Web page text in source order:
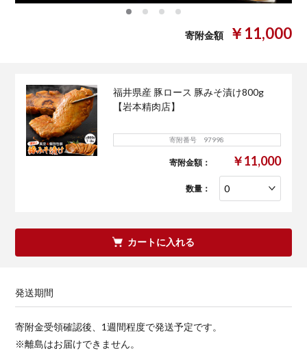
寄附金額 ￥11,000
福井県産 豚ロース 豚みそ漬け800g
【岩本精肉店】
寄附番号 97998
寄附金額： ￥11,000
数量：
カートに入れる
発送期間
寄附金受領確認後、1週間程度で発送予定です。
※離島はお届けできません。